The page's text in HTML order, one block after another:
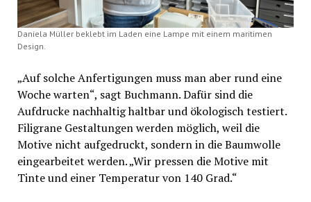
Daniela Müller beklebt im Laden eine Lampe mit einem maritimen
Design.
„Auf solche Anfertigungen muss man aber rund eine
Woche warten“, sagt Buchmann. Dafür sind die
Aufdrucke nachhaltig haltbar und ökologisch testiert.
Filigrane Gestaltungen werden möglich, weil die
Motive nicht aufgedruckt, sondern in die Baumwolle
eingearbeitet werden. „Wir pressen die Motive mit
Tinte und einer Temperatur von 140 Grad.“